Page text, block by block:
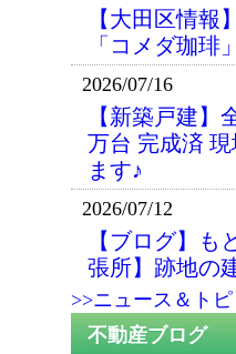
【大田区情報
「コメダ珈琲
2026/07/16
【新築戸建】
万台 完成済
ます♪
2026/07/12
【ブログ】も
張所】跡地の
>>ニュース＆ト